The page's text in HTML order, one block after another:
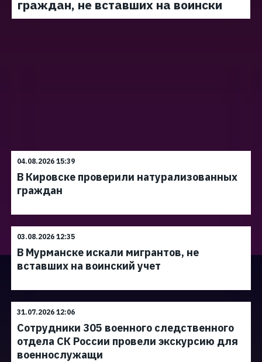
граждан, не вставших на воински
04.08.2026 15:39
В Кировске проверили натурализованных
граждан
03.08.2026 12:35
В Мурманске искали мигрантов, не
вставших на воинский учет
31.07.2026 12:06
Сотрудники 305 военного следственного
отдела СК России провели экскурсию для
военнослужащи